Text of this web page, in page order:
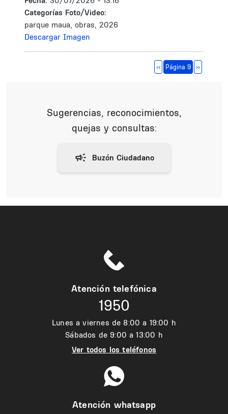
Categorías Foto/Video:
parque maua, obras, 2026
Descargar Imagen
Página anterior
‹‹ Página 9 Siguiente
››
Sugerencias, reconocimientos,
quejas y consultas:
Atención telefónica
1950
Lunes a viernes de 8:00 a 19:00 h
Sábados de 9:00 a 13:00 h
Ver todos los teléfonos
Atención whatsapp